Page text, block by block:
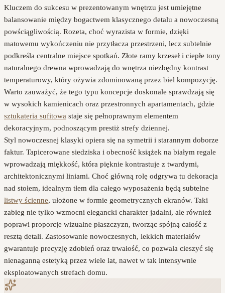
Kluczem do sukcesu w prezentowanym wnętrzu jest umiejętne
balansowanie między bogactwem klasycznego detalu a nowoczesną
powściągliwością. Rozeta, choć wyrazista w formie, dzięki
matowemu wykończeniu nie przytłacza przestrzeni, lecz subtelnie
podkreśla centralne miejsce spotkań. Złote ramy krzeseł i ciepłe tony
naturalnego drewna wprowadzają do wnętrza niezbędny kontrast
temperaturowy, który ożywia zdominowaną przez biel kompozycję.
Warto zauważyć, że tego typu koncepcje doskonale sprawdzają się
w wysokich kamienicach oraz przestronnych apartamentach, gdzie
sztukateria sufitowa staje się pełnoprawnym elementem
dekoracyjnym, podnoszącym prestiż strefy dziennej.
Styl nowoczesnej klasyki opiera się na symetrii i starannym doborze
faktur. Tapicerowane siedziska i obecność książek na białym regale
wprowadzają miękkość, która pięknie kontrastuje z twardymi,
architektonicznymi liniami. Choć główną rolę odgrywa tu dekoracja
nad stołem, idealnym tłem dla całego wyposażenia będą subtelne
listwy ścienne, ułożone w formie geometrycznych ekranów. Taki
zabieg nie tylko wzmocni elegancki charakter jadalni, ale również
poprawi proporcje wizualne płaszczyzn, tworząc spójną całość z
resztą detali. Zastosowanie nowoczesnych, lekkich materiałów
gwarantuje precyzję zdobień oraz trwałość, co pozwala cieszyć się
nienaganną estetyką przez wiele lat, nawet w tak intensywnie
eksploatowanych strefach domu.